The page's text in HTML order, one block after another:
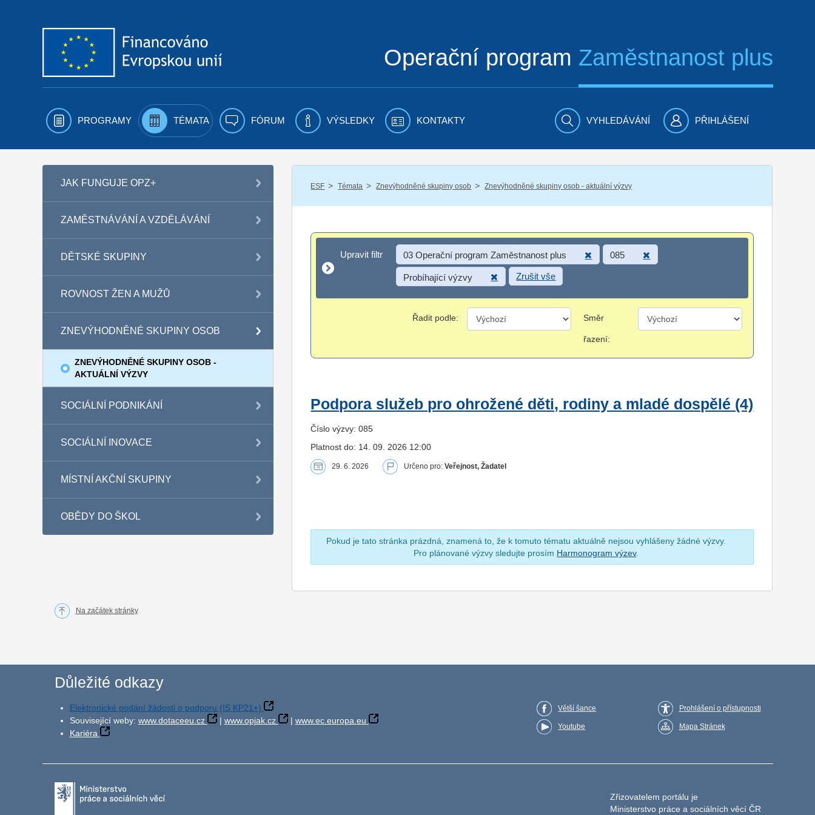
Operační program Zaměstnanost plus
PROGRAMY TÉMATA FÓRUM VÝSLEDKY KONTAKTY VYHLEDÁVÁNÍ PŘIHLÁŠENÍ
JAK FUNGUJE OPZ+
ZAMĚSTNÁVÁNÍ A VZDĚLÁVÁNÍ
DĚTSKÉ SKUPINY
ROVNOST ŽEN A MUŽŮ
ZNEVÝHODNĚNÉ SKUPINY OSOB
ZNEVÝHODNĚNÉ SKUPINY OSOB -
AKTUÁLNÍ VÝZVY
SOCIÁLNÍ PODNIKÁNÍ
SOCIÁLNÍ INOVACE
MÍSTNÍ AKČNÍ SKUPINY
OBĚDY DO ŠKOL
ESF / Témata / Znevýhodněné skupiny osob / Znevýhodněné skupiny osob - aktuální výzvy
Upravit filtr
Upravit filtr 03 Operační program Zaměstnanost plus 085
Probíhající výzvy Zrušit vše
Řadit podle: Směr
řazení:
Podpora služeb pro ohrožené děti, rodiny a mladé dospělé (4)
Číslo výzvy: 085
Platnost do: 14. 09. 2026 12:00
29. 6. 2026 Určeno pro:Veřejnost, Žadatel
Pokud je tato stránka prázdná, znamená to, že k tomuto tématu aktuálně nejsou vyhlášeny žádné výzvy.
Pro plánované výzvy sledujte prosím Harmonogram výzev.
Na začátek stránky
Důležité odkazy
Elektronické podání žádosti o podporu (IS KP21+)
Související weby: www.dotaceeu.cz | www.opjak.cz | www.ec.europa.eu
Kariéra
Větší šance
Youtube
Prohlášení o přístupnosti
Mapa Stránek
Zřizovatelem portálu je
Ministerstvo práce a sociálních věcí ČR